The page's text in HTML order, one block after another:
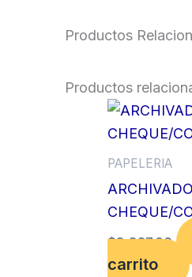
Productos
Productos
PAPELERIA
CHEQUE/
$8,837.00
carrito